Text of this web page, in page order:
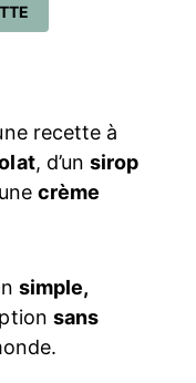
recette à
, d’un sirop
crème
simple,
sans